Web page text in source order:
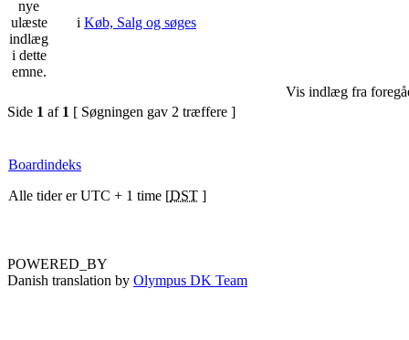
i Køb, Salg og søges
Vis indlæg fra
Side 1 af 1 [ Søgningen gav 2 træffere ]
Boardindeks
Alle tider er UTC + 1 time [DST ]
POWERED_BY
Danish translation by Olympus DK Team